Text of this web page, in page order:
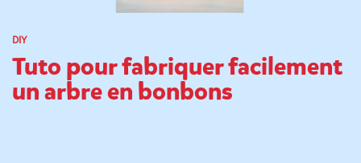
DIY
Tuto pour fabriquer facilement
un arbre en bonbons